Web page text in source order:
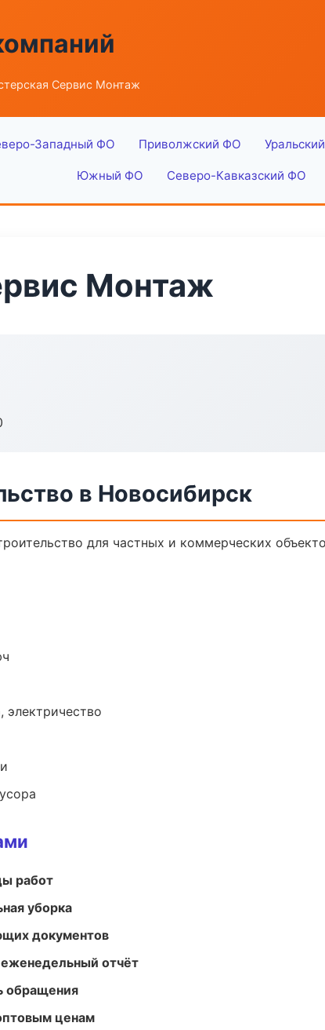
Сервис Монтаж
Западный ФО Приволжский ФО
Южный ФО Северо-Кавказский ФО
Монтаж
в Новосибирск
для частных и коммерческих
электричество
работ
уборка
документов
отчёт
обращения
ценам